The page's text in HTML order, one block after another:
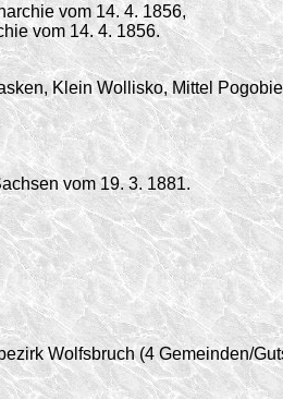
vom 14. 4. 1856,
vom 14. 4. 1856.
Klein Wollisko, Mittel
vom19. 3. 1881.
Wolfsbruch (4 Gemeinden/